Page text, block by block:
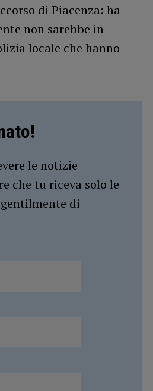
di Piacenza: ha
non sarebbe in
locale che hanno
le notizie
che tu riceva solo le
di